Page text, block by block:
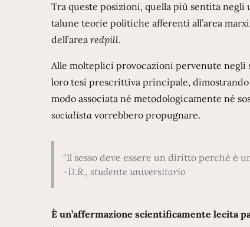
Tra queste posizioni, quella più sentita
talune teorie politiche afferenti all’area
dell’area redpill.
Alle molteplici provocazioni pervenute negli
loro tesi prescrittiva principale,
modo associata né metodologicamente né
socialista vorrebbero propugnare.
Il sesso deve essere un diritto perchè è
-D.R., studente universitario
È un’affermazione scientificamente lecita